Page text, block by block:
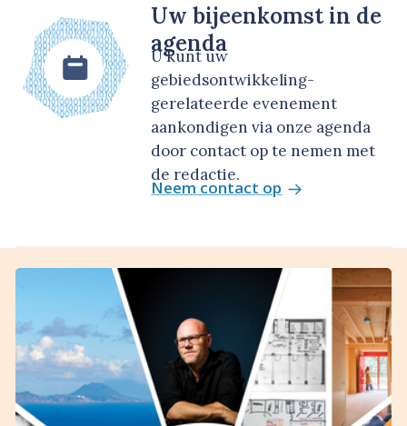
Uw bijeenkomst in de
agenda
U kunt uw
gebiedsontwikkeling-
gerelateerde evenement
aankondigen via onze agenda
door contact op te nemen met
de redactie.
Neem contact op